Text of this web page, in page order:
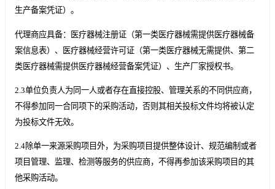
生产备案凭证）。
代理商应具备：医疗器械注册证（第一类医疗器械需提供医疗器械备
案信息表）、医疗器械经营许可证（第一类医疗器械无需提供、第二
类医疗器械需提供医疗器械经营备案凭证）、生产厂家授权书。
2.3单位负责人为同一人或者存在直接控股、管理关系的不同供应商，
不得参加同一合同项下的采购活动，否则其相关投标文件均将被认定
为投标文件无效。
2.4除单一来源采购项目外，为采购项目提供整体设计、规范编制或者
项目管理、监理、检测等服务的供应商，不得再参加该采购项目的其
他采购活动。